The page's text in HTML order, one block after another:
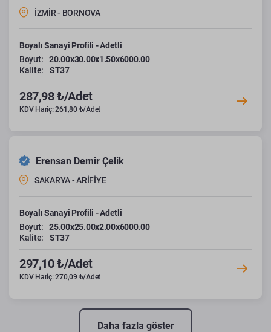
İZMİR - BORNOVA
Boyalı Sanayi Profili - Adetli
Boyut:
20.00x30.00x1.50x6000.00
Kalite:
ST37
287,98 ₺/Adet
KDV Hariç: 261,80 ₺/Adet
Erensan Demir Çelik
SAKARYA - ARİFİYE
Boyalı Sanayi Profili - Adetli
Boyut:
25.00x25.00x2.00x6000.00
Kalite:
ST37
297,10 ₺/Adet
KDV Hariç: 270,09 ₺/Adet
Daha fazla göster